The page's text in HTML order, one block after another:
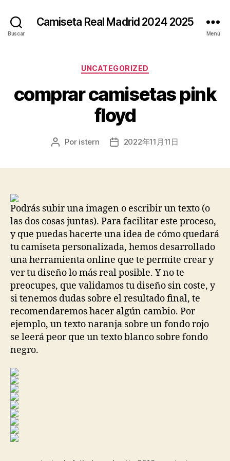
Buscar
Camiseta Real Madrid 2024 2025
Menú
Categorías
UNCATEGORIZED
comprar camisetas pink
floyd
Autor
Por istern
Fecha2022年11月11日
Podrás subir una imagen o escribir un texto (o
las dos cosas juntas). Para facilitar este proceso,
y que puedas hacerte una idea de cómo quedará
tu camiseta personalizada, hemos desarrollado
una herramienta online que te permite crear y
ver tu diseño lo más real posible. Y no te
preocupes, que validamos tu diseño sin coste, y
si tenemos dudas sobre el resultado final, te
recomendaremos hacer algún cambio. Por
ejemplo, un texto naranja sobre un fondo rojo
se leerá peor que un texto blanco sobre fondo
negro.